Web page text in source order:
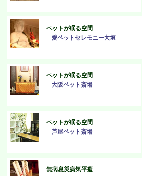
ペットが眠る空間
愛ペットセレモニー大垣
ペットが眠る空間
大阪ペット斎場
ペットが眠る空間
芦屋ペット斎場
無病息災病気平癒